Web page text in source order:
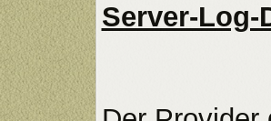
Server-Log-